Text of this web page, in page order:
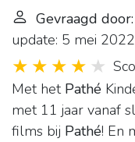
Gevraagd
update: 5 mei 2022
Met het Pathé
met 11 jaar vanaf
films bij Pathé! En